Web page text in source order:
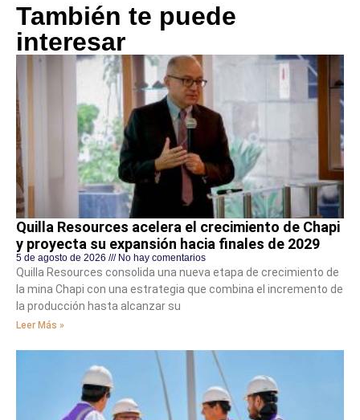
También te puede
interesar
Quilla Resources acelera el crecimiento de Chapi
y proyecta su expansión hacia finales de 2029
5 de agosto de 2026 No hay comentarios
Quilla Resources consolida una nueva etapa de crecimiento de
la mina Chapi con una estrategia que combina el incremento de
la producción hasta alcanzar su
Leer Más »